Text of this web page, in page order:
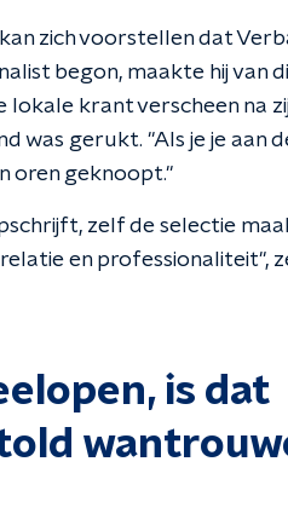
zich voorstellen dat
begon, maakte hij van
lokale krant verscheen na
was gerukt. "Als je je aan
oren geknoopt."
zelf de selectie
en professionaliteit",
is dat